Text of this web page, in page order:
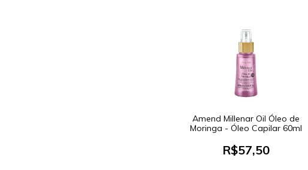
Amend Millenar Oil Óleo de
Moringa - Óleo Capilar 60ml
R$57,50